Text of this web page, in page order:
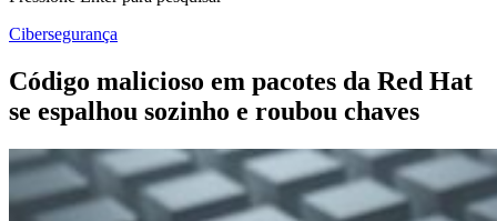
Cibersegurança
Código malicioso em pacotes da Red Hat
se espalhou sozinho e roubou chaves